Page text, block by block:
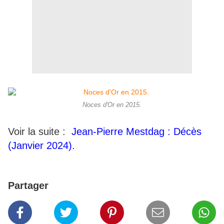
Noces d'Or en 2015.
Voir la suite : Jean-Pierre Mestdag : Décès
(Janvier 2024).
Partager